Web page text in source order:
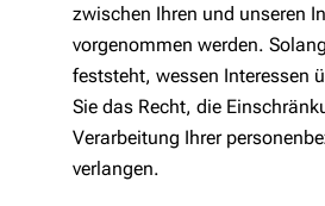
zwischen Ihren und unseren
vorgenommen werden.
feststeht, wessen Interessen
Sie das Recht, die
Verarbeitung Ihrer
verlangen.